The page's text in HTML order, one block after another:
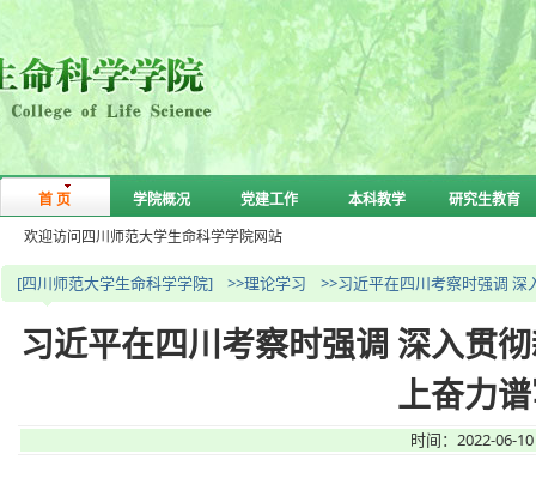
首 页 学院概况 党建工作 本科教学 研究生教育
欢迎访问四川师范大学生命科学学院网站
[四川师范大学生命科学学院] >>理论学习 >>习近平在四川考察时强调
习近平在四川考察时强调 深入贯
上奋力
时间：2022-06-